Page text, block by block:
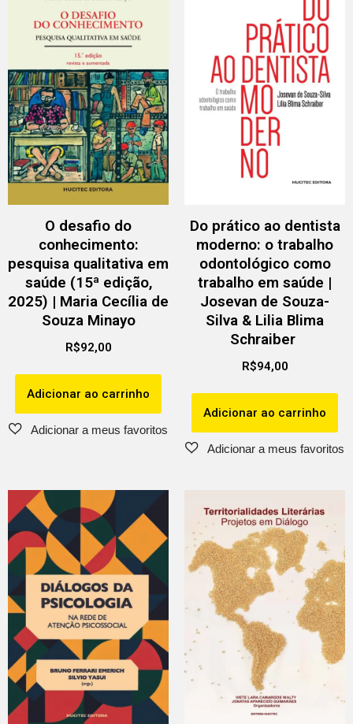
O desafio do
conhecimento:
pesquisa qualitativa em
saúde (15ª edição,
2025) | Maria Cecília de
Souza Minayo
R$92,00
Adicionar ao carrinho
Do prático ao dentista
moderno: o trabalho
odontológico como
trabalho em saúde |
Josevan de Souza-
Silva & Lilia Blima
Schraiber
R$94,00
Adicionar ao carrinho